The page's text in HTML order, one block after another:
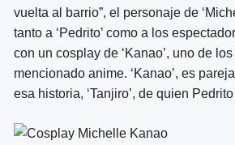
vuelta al barrio”, el personaje de
tanto a ‘Pedrito’ como a los
con un cosplay de ‘Kanao’, uno de
mencionado anime. ‘Kanao’, es
esa historia, ‘Tanjiro’, de quien